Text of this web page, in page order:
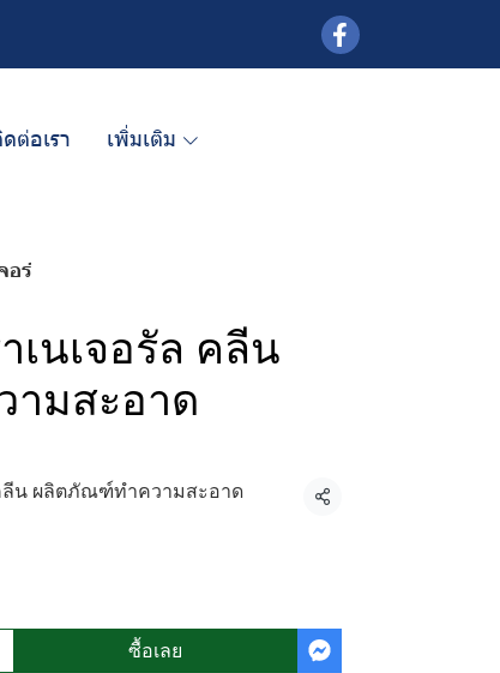
ต่อเรา เพิ่มเติม
อร์
เนเจอรัล คลีน
มสะอาด
คลีน ผลิตภัณฑ์ทำความสะอาด
แชร์
ซื้อเลย